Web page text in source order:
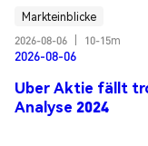
Markteinblicke
2026-08-06
10-15m
2026-08-06
Uber Aktie fällt
Analyse 2024